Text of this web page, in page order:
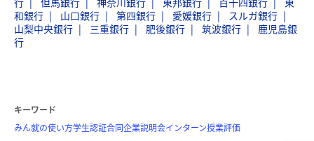
和銀行
山口銀行 第四銀行 愛媛銀行
スルガ銀行
山梨中央銀行
三重銀行 肥後銀行 筑波銀行
鹿児島銀
行
キーワード
みん就の使い方学生認証合同企業説明会インターン授業評価